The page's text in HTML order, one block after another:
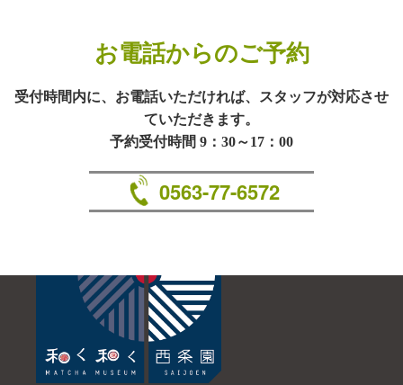
お電話からのご予約
受付時間内に、お電話いただければ、スタッフが対応させ
ていただきます。
予約受付時間 9：30～17：00
0563-77-6572